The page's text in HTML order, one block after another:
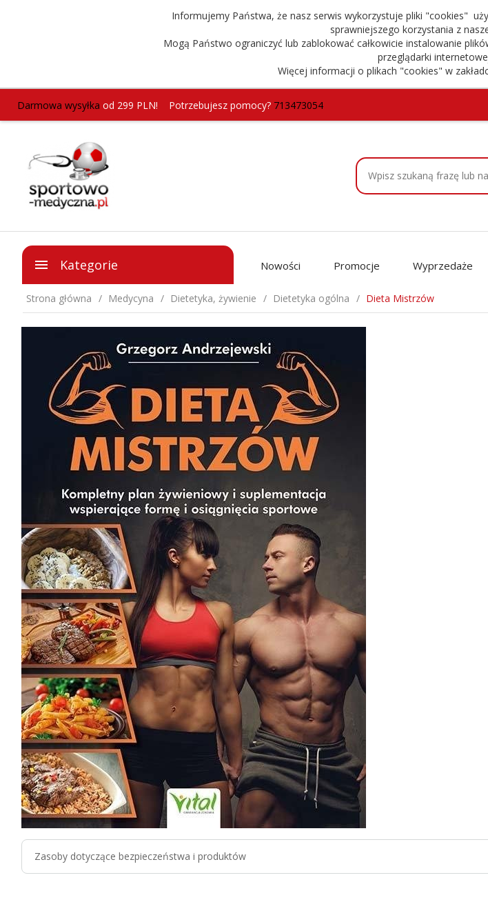
Informujemy Państwa, że nasz serwis wykorzystuje pliki "cookies"
sprawniejszego korzystania z
Mogą Państwo ograniczyć lub zablokować całkowicie instalowanie
przeglądarki
Więcej informacji o plikach "cookies" w
Darmowa wysyłka od 299 PLN! Potrzebujesz pomocy?713473054
Kategorie Nowości Promocje Wyprzedaże
Strona główna Medycyna Dietetyka, żywienie Dietetyka ogólna Dieta Mistrzów
Zasoby dotyczące bezpieczeństwa i produktów